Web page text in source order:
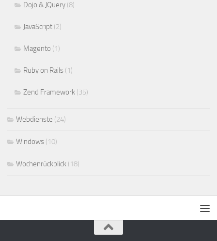
Dojo & JQuery (8)
JavaScript (2)
Magento (1)
Ruby on Rails (1)
Zend Framework (35)
Webdienste (24)
Windows (10)
Wochenrückblick (18)